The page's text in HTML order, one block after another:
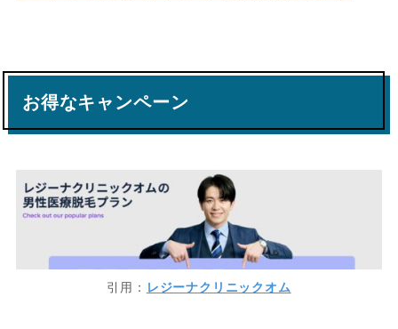
お得なキャンペーン
引用： レジーナクリニックオム